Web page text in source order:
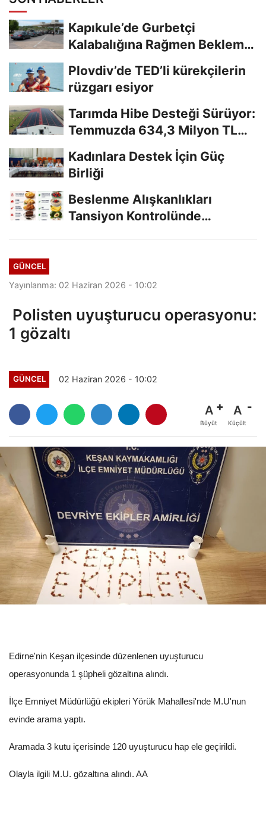
Kapıkule’de Gurbetçi
Kalabalığına Rağmen Bekleme
Plovdiv’de TED’li kürekçilerin
rüzgarı esiyor
Tarımda Hibe Desteği Sürüyor:
Temmuzda 634,3 Milyon TL
Kadınlara Destek İçin Güç
Birliği
Beslenme Alışkanlıkları
Tansiyon Kontrolünde
GÜNCEL
Yayınlanma: 02 Haziran 2026 - 10:02
Polisten uyuşturucu operasyonu:
1 gözaltı
GÜNCEL 02 Haziran 2026 - 10:02
A
Büyüt
A
Küçült
Edirne'nin Keşan ilçesinde düzenlenen uyuşturucu
operasyonunda 1 şüpheli gözaltına alındı.
İlçe Emniyet Müdürlüğü ekipleri Yörük Mahallesi'nde M.U'nun
evinde arama yaptı.
Aramada 3 kutu içerisinde 120 uyuşturucu hap ele geçirildi.
Olayla ilgili M.U. gözaltına alındı. AA